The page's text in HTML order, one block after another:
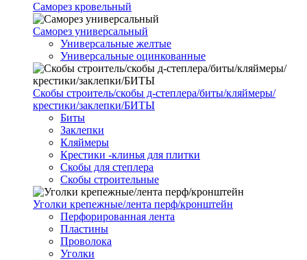
Саморез кровельный
Саморез универсальный
Универсальные желтые
Универсальные оцинкованные
Скобы строитель/скобы д-степлера/биты/кляймеры/
крестики/заклепки/БИТЫ
Биты
Заклепки
Кляймеры
Крестики -клинья для плитки
Скобы для степлера
Скобы строительные
Уголки крепежные/лента перф/кронштейн
Перфорированная лента
Пластины
Проволока
Уголки